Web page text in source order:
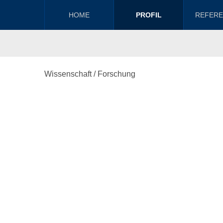
HOME PROFIL
Wissenschaft / Forschung